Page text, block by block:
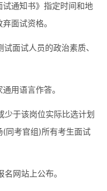
通知书》指定时间和地
面试资格。
面试人员的政治素质、
用语言作答。
少于该岗位实际比选计划
同考官组)所有考生面试
网站上公布。